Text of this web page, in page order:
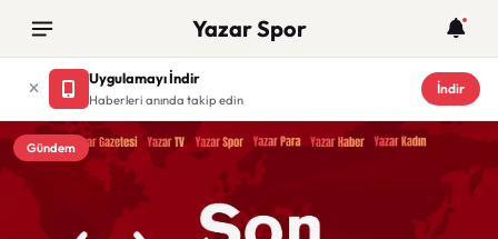
Yazar Spor
Uygulamayı İndir
Haberleri anında takip edin
İndir
Gündem